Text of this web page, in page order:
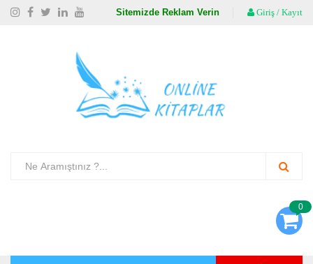
Sitemizde Reklam Verin Giriş / Kayıt
0